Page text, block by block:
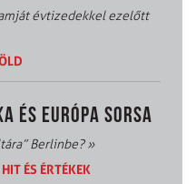
évtizedekkel ezelőtt
ÉS EURÓPA SORSA
Berlinbe?»
HIT ÉS ÉRTÉKEK